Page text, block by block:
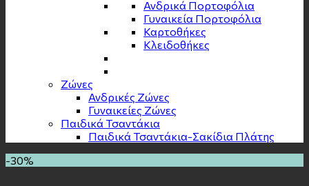
Ανδρικά Πορτοφόλια
Γυναικεία Πορτοφόλια
Καρτοθήκες
Κλειδοθήκες
Zώνες
Ανδρικές Ζώνες
Γυναικείες Ζώνες
Παιδικά Τσαντάκια
Παιδικά Τσαντάκια-Σακίδια Πλάτης
-30%